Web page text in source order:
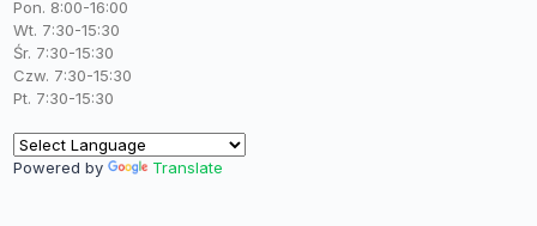
Pon. 8:00-16:00
Wt. 7:30-15:30
Śr. 7:30-15:30
Czw. 7:30-15:30
Pt. 7:30-15:30
Powered by Translate